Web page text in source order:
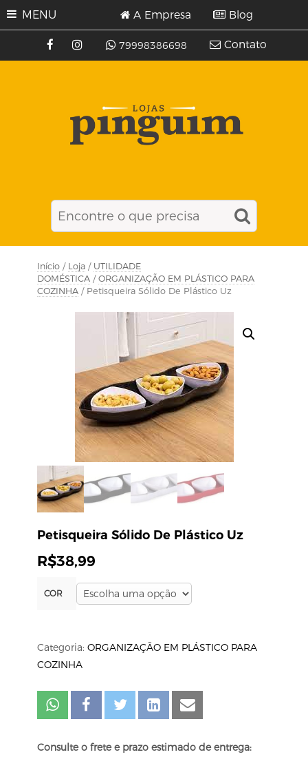
MENU
79998386698
A Empresa Blog
Contato
Início / Loja / UTILIDADE
DOMÉSTICA / ORGANIZAÇÃO EM PLÁSTICO PARA
COZINHA / Petisqueira Sólido De Plástico Uz
Petisqueira Sólido De Plástico Uz
R$38,99
COR
Categoria: ORGANIZAÇÃO EM PLÁSTICO PARA
COZINHA
Consulte o frete e prazo estimado de entrega: